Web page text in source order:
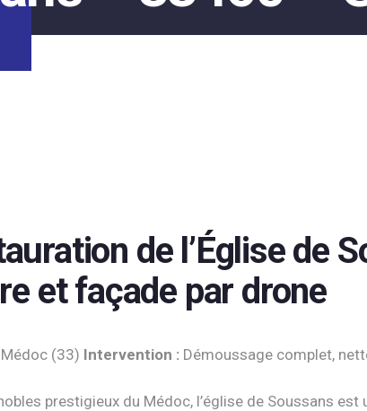
de l’Église de
et façade par drone
(33) Intervention : Démoussage complet,
prestigieux du Médoc, l’église de Soussans